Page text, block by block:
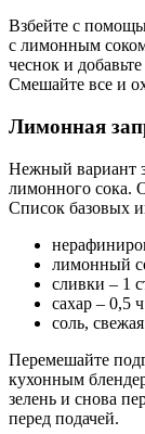
Взбейте с
с лимонным
чеснок и
Смешайте все и
Лимонная
Нежный вариант
лимонного сока.
Список базовых
лимонный
сливки – 1
сахар – 0,5
соль,
Перемешайте
кухонным
зелень и снова
перед подачей.